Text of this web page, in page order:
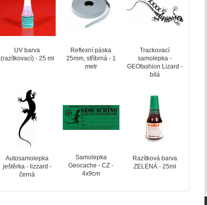
UV barva
(razítkovací) - 25 ml
Reflexní páska
25mm, stříbrná - 1
metr
Trackovací
samolepka -
GEOfashion Lizard -
bílá
Autosamolepka
ještěrka - lizzard -
černá
Samolepka
Geocache - CZ -
4x9cm
Razítková barva
ZELENÁ - 25ml